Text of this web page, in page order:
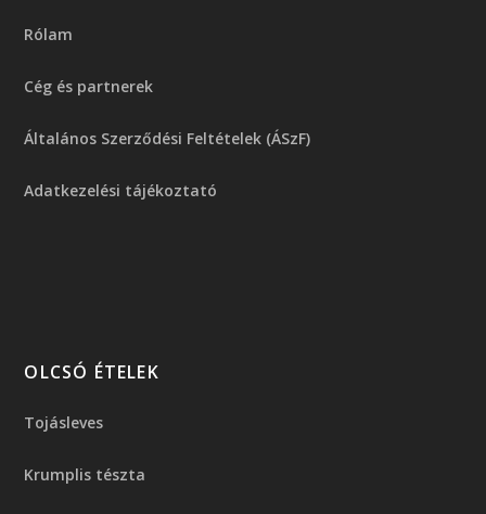
Rólam
Cég és partnerek
Általános Szerződési Feltételek (ÁSzF)
Adatkezelési tájékoztató
OLCSÓ ÉTELEK
Tojásleves
Krumplis tészta